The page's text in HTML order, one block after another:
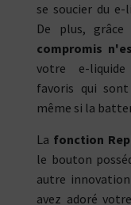
se soucier du
De plus,
compromis
votre e-
favoris qui
même si la
La fonction
le bouton
autre innovation
avez adoré